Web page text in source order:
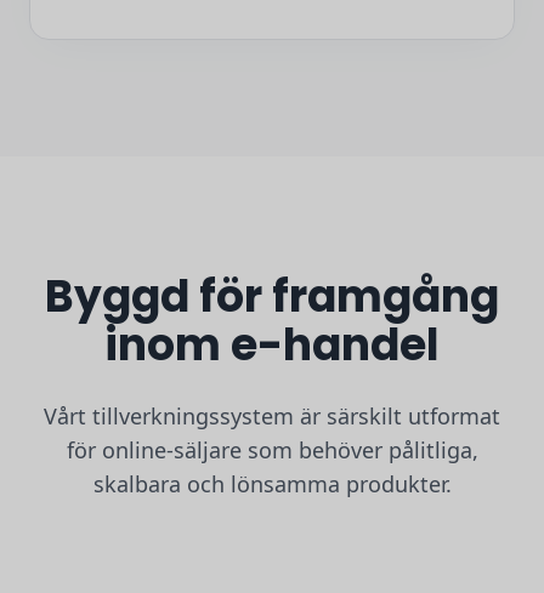
Byggd för framgång
inom e-handel
Vårt tillverkningssystem är särskilt utformat
för online-säljare som behöver pålitliga,
skalbara och lönsamma produkter.